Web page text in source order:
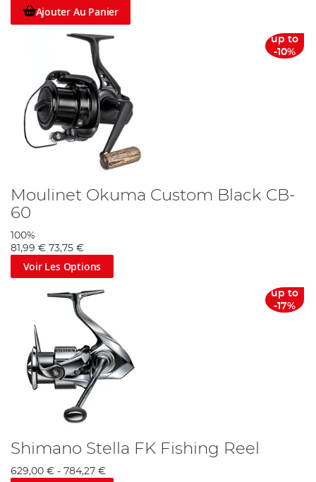
Ajouter Au Panier
up to
-10%
Moulinet Okuma Custom Black CB-
60
100%
81,99 € 73,75 €
Voir Les Options
up to
-17%
Shimano Stella FK Fishing Reel
629,00 € - 784,27 €